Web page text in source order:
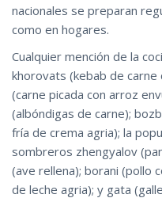
nacionales se preparan
como en hogares.
Cualquier mención de la
khorovats (kebab de
(carne picada con arroz
(albóndigas de carne);
fría de crema agria); la
sombreros zhengyalov
(ave rellena); borani (pollo
de leche agria); y gata